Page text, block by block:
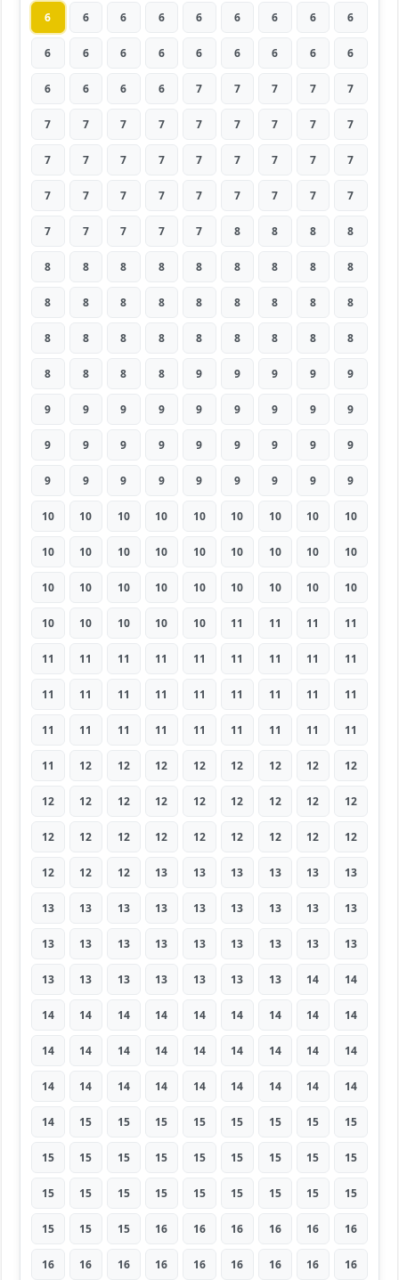
6 6 6 6 6 6 6 6 6
6 6 6 6 6 6 6 6 6
6 6 6 6 7 7 7 7 7
7 7 7 7 7 7 7 7 7
7 7 7 7 7 7 7 7 7
7 7 7 7 7 7 7 7 7
7 7 7 7 7 8 8 8 8
8 8 8 8 8 8 8 8 8
8 8 8 8 8 8 8 8 8
8 8 8 8 8 8 8 8 8
8 8 8 8 9 9 9 9 9
9 9 9 9 9 9 9 9 9
9 9 9 9 9 9 9 9 9
9 9 9 9 9 9 9 9 9
10 10 10 10 10 10 10 10 10
10 10 10 10 10 10 10 10 10
10 10 10 10 10 10 10 10 10
10 10 10 10 10 11 11 11 11
11 11 11 11 11 11 11 11 11
11 11 11 11 11 11 11 11 11
11 11 11 11 11 11 11 11 11
11 12 12 12 12 12 12 12 12
12 12 12 12 12 12 12 12 12
12 12 12 12 12 12 12 12 12
12 12 12 13 13 13 13 13 13
13 13 13 13 13 13 13 13 13
13 13 13 13 13 13 13 13 13
13 13 13 13 13 13 13 14 14
14 14 14 14 14 14 14 14 14
14 14 14 14 14 14 14 14 14
14 14 14 14 14 14 14 14 14
14 15 15 15 15 15 15 15 15
15 15 15 15 15 15 15 15 15
15 15 15 15 15 15 15 15 15
15 15 15 16 16 16 16 16 16
16 16 16 16 16 16 16 16 16